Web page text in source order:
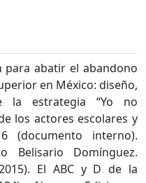
para abatir el abandono
en México: diseño,
la estrategia “Yo no
los actores escolares y
(documento interno).
Belisario Domínguez.
El ABC y D de la